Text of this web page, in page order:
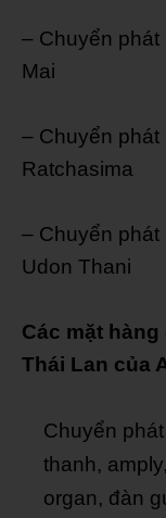
– Chuyển
Mai
– Chuyển
Ratchasima
– Chuyển
Udon Thani
Các mặt
Thái Lan của
Chuyển
thanh,
organ, đàn